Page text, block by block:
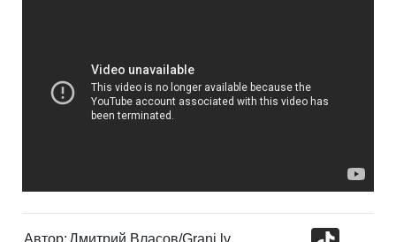
Автор:Дмитрий Власов/Grani.lv